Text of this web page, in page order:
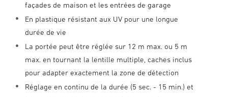
façades de maison et les entrées de garage
En plastique résistant aux UV pour une longue
durée de vie
La portée peut être réglée sur 12 m max. ou 5 m
max. en tournant la lentille multiple, caches inclus
pour adapter exactement la zone de détection
Réglage en continu de la durée (5 sec. - 15 min.) et